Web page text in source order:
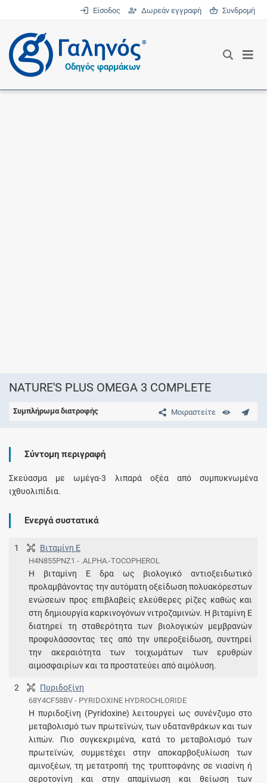
Είσοδος Δωρεάν εγγραφή Συνδρομή
®
Οδηγός φαρμάκων
NATURE'S PLUS OMEGA 3 COMPLETE
Μοιραστείτε
Συμπλήρωμα διατροφής
Σύντομη περιγραφή
Σκεύασμα με ωμέγα-3 λιπαρά οξέα από συμπυκνωμένα
ιχθυολιπίδια.
Ενεργά συστατικά
1 Βιταμίνη E
H4N855PNZ1 - .ALPHA.-TOCOPHEROL
H βιταμίνη E δρα ως βιολογικό αντιοξειδωτικό
προλαμβάνοντας την αυτόματη οξείδωση πολυακόρεστων
ενώσεων προς επιβλαβείς ελεύθερες ρίζες καθώς και
στη δημιουργία καρκινογόνων νιτροζαμινών. Η βιταμίνη Ε
διατηρεί τη σταθερότητα των βιολογικών μεμβρανών
προφυλάσσοντας τες από την υπεροξείδωση, συντηρεί
την ακεραιότητα των τοιχωμάτων των ερυθρών
αιμοσφαιρίων και τα προστατεύει από αιμόλυση.
2 Πυριδοξίνη
68Y4CF58BV - PYRIDOXINE HYDROCHLORIDE
Η πυριδοξίνη (Pyridoxine) λειτουργεί ως συνένζυμο στο
μεταβολισμό των πρωτεϊνών, των υδατανθράκων και των
λιπών. Πιο συγκεκριμένα, κατά το μεταβολισμό των
πρωτεϊνών, συμμετέχει στην αποκαρβοξυλίωση των
αμινοξέων, τη μετατροπή της τρυπτοφάνης σε νιασίνη ή
σεροτονίνη και στην απαμίνωση και θείωση των